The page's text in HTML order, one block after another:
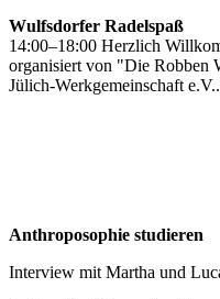
Wulfsdorfer Radelspaß
14:00–18:00 Herzlich
organisiert von "Die Robben
Jülich-Werkgemeinschaft e.V..
Anthroposophie studieren
Interview mit Martha und